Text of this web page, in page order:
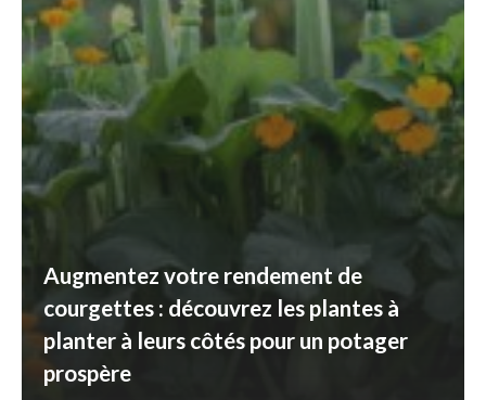
Augmentez votre rendement de
courgettes : découvrez les plantes à
planter à leurs côtés pour un potager
prospère